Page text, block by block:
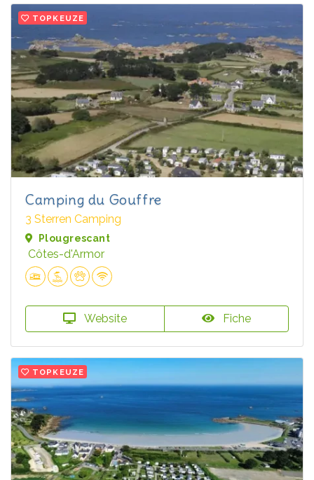
TOPKEUZE
Camping du Gouffre
3 Sterren Camping
Plougrescant
Côtes-d'Armor
Website Fiche
TOPKEUZE